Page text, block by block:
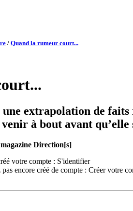
/ Quand la rumeur court...
extrapolation de
à bout avant qu’elle
Direction[s]
votre compte : S'identifier
encore créé de compte : Créer votre